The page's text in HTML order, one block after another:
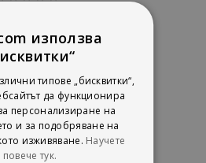
11,73 лв.използва
типове „бисквитки“,
да функционира
персонализиране на
и за подобряване на
изживяване. Научете
повече тук.